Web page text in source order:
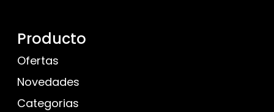
Producto
Ofertas
Novedades
Categorias